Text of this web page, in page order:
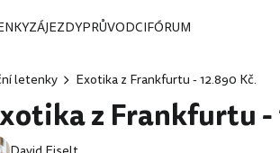
ZÁJEZDYPRŮVODCIFÓRUM
letenky Exotika z Frankfurtu - 12.890 Kč.
z Frankfurtu -